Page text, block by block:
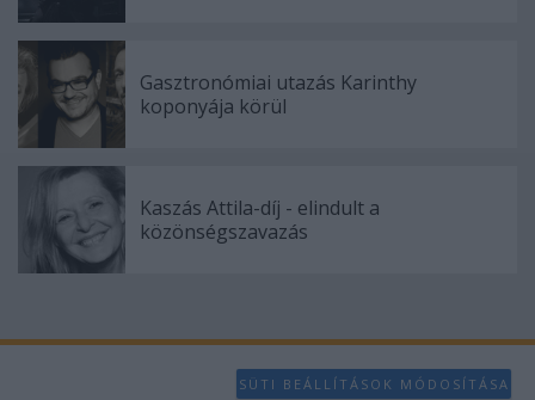
Gasztronómiai utazás Karinthy
koponyája körül
Kaszás Attila-díj - elindult a
közönségszavazás
SÜTI BEÁLLÍTÁSOK MÓDOSÍTÁSA